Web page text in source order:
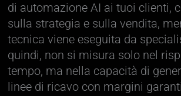
di automazione AI ai tuoi clienti,
sulla strategia e sulla vendita,
tecnica viene eseguita da
quindi, non si misura solo nel
tempo, ma nella capacità di
linee di ricavo con margini